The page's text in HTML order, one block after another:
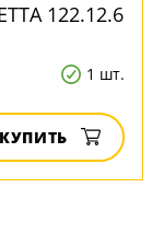
122.12.6
1 шт.
КУПИТЬ